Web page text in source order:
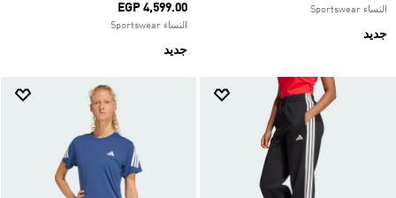
النساء Sportswear
جديد
EGP 4,599.00
النساء Sportswear
جديد